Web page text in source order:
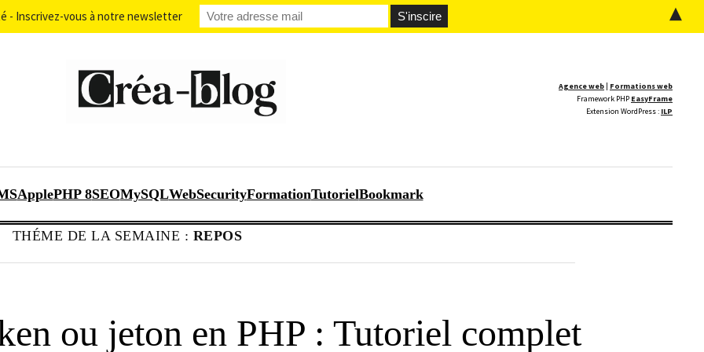
Agence web | Formations web
Framework PHP EasyFrame
Extension WordPress : ILP
ApplePHP 8SEOMySQLWebSecurityFormationTutorielBookmark
THÉME DE LA SEMAINE : REPOS
ou jeton en PHP : Tutoriel complet
- Inscrivez-vous à notre newsletter ▲